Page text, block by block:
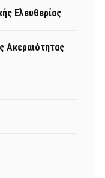
Ελευθερίας
Ακεραιότητας